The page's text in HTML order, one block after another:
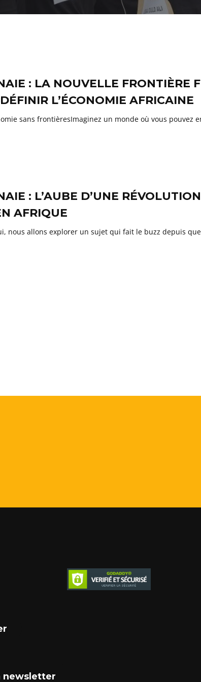
: LA NOUVELLE FRONTIÈRE
L’ÉCONOMIE AFRICAINE
sans frontièresImaginez un monde où vous pouvez
: L’AUBE D’UNE
AFRIQUE
nous allons explorer un sujet qui fait le buzz depuis
newsletter